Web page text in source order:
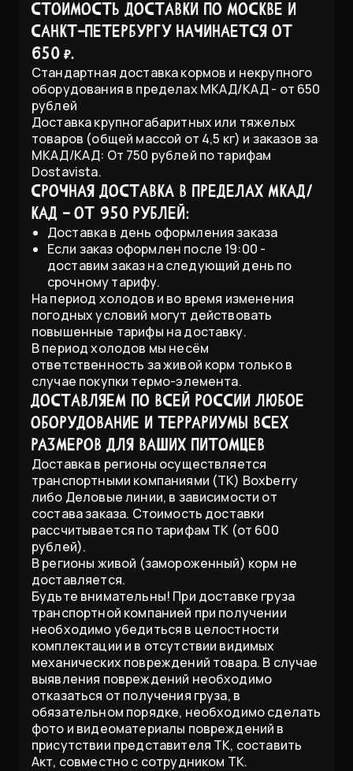
Стоимость доставки по Москве и
Санкт-Петербургу начинается от
650 ₽.
Стандартная доставка кормов и некрупного
оборудования в пределах МКАД/КАД - от 650
рублей
Доставка крупногабаритных или тяжелых
товаров (общей массой от 4,5 кг) и заказов за
МКАД/КАД: От 750 рублей по тарифам
Dostavista.
Срочная доставка в пределах МКАД/
КАД - от 950 рублей:
Доставка в день оформления заказа
Если заказ оформлен после 19:00 -
доставим заказ на следующий день по
срочному тарифу.
На период холодов и во время изменения
погодных условий могут действовать
повышенные тарифы на доставку.
В период холодов мы несём
ответственность за живой корм только в
случае покупки термо-элемента.
Доставляем по всей России любое
оборудование и террариумы всех
размеров для Ваших питомцев
Доставка в регионы осуществляется
транспортными компаниями (ТК) Boxberry
либо Деловые линии, в зависимости от
состава заказа. Стоимость доставки
рассчитывается по тарифам ТК (от 600
рублей).
В регионы живой (замороженный) корм не
доставляется.
Будьте внимательны! При доставке груза
транспортной компанией при получении
необходимо убедиться в целостности
комплектации и в отсутствии видимых
механических повреждений товара. В случае
выявления повреждений необходимо
отказаться от получения груза, в
обязательном порядке, необходимо сделать
фото и видеоматериалы повреждений в
присутствии представителя ТК, составить
Акт, совместно с сотрудником ТК.